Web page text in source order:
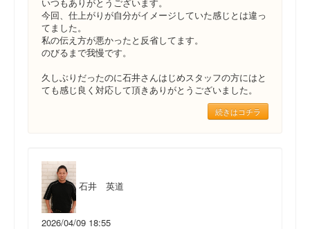
今回、仕上がりが自分がイメージしていた感じとは違っ
てました。
私の伝え方が悪かったと反省してます。
のびるまで我慢です。
久しぶりだったのに石井さんはじめスタッフの方にはと
ても感じ良く対応して頂きありがとうございました。
続きはコチラ
石井 英道
2026/04/09 18:55